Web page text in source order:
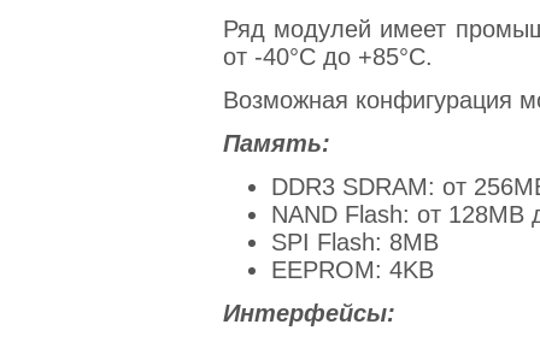
Ряд модулей имеет
от -40°C до +85°C.
Возможная конфигурация
Память:
DDR3 SDRAM: от
NAND Flash: от 128MB
SPI Flash: 8MB
EEPROM: 4KB
Интерфейсы: